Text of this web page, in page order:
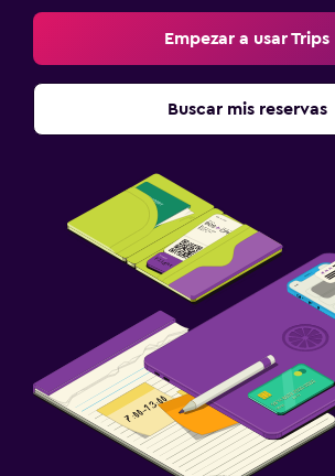
Empezar a usar Trips
Buscar mis reservas